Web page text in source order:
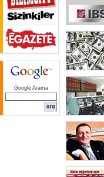
Google Arama